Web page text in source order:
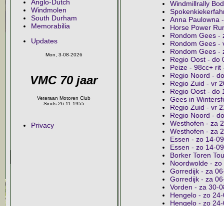
Anglo-Dutch
Windmolen
South Durham
Memorabilia
Updates
Mon, 3-08-2026
VMC 70 jaar
Veteraan Motoren Club
Sinds 26-11-1955
Privacy
Windmillrally
Anna Paulowna
Horse Power
Rondom Gees -
Rondom Gees -
Rondom Gees -
Regio Oost - do
Peize - 98cc+ rit
Regio Noord -
Regio Zuid - vr
Regio Oost - do
Gees in
Regio Zuid - vr
Regio Noord -
Westhofen - za
Westhofen - za
Essen - zo 14-
Essen - zo 14-
Borker Toren
Noordwolde -
Gorredijk - za
Gorredijk - za
Vorden - za 30-
Hengelo - zo
Hengelo - zo